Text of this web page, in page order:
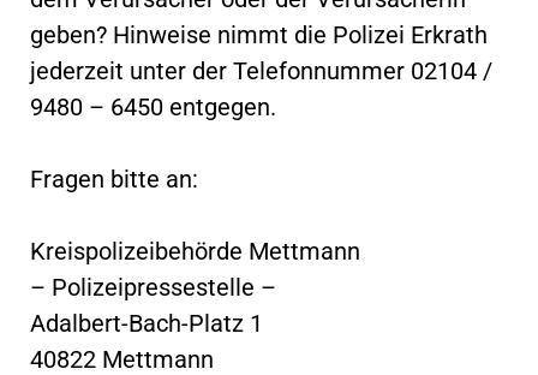
geben? Hinweise nimmt die Polizei Erkrath
jederzeit unter der Telefonnummer 02104 /
9480 – 6450 entgegen.
Fragen bitte an:
Kreispolizeibehörde Mettmann
– Polizeipressestelle –
Adalbert-Bach-Platz 1
40822 Mettmann